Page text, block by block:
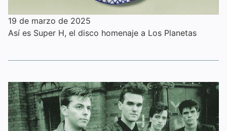
19 de marzo de 2025
Así es Super H, el disco homenaje a Los Planetas